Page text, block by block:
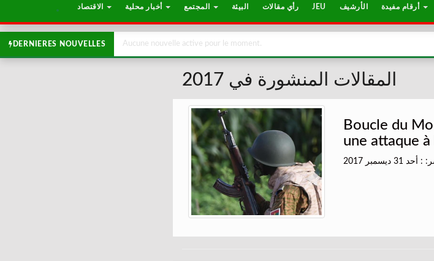
البيئة رأي مقالات JEU الأرشيف
DERNIERES NOUVELLES Aucune nouvelle active pour le moment.
المقالات المنشورة في 2017
Boucle du
une attaque à
ديسمبر 2017